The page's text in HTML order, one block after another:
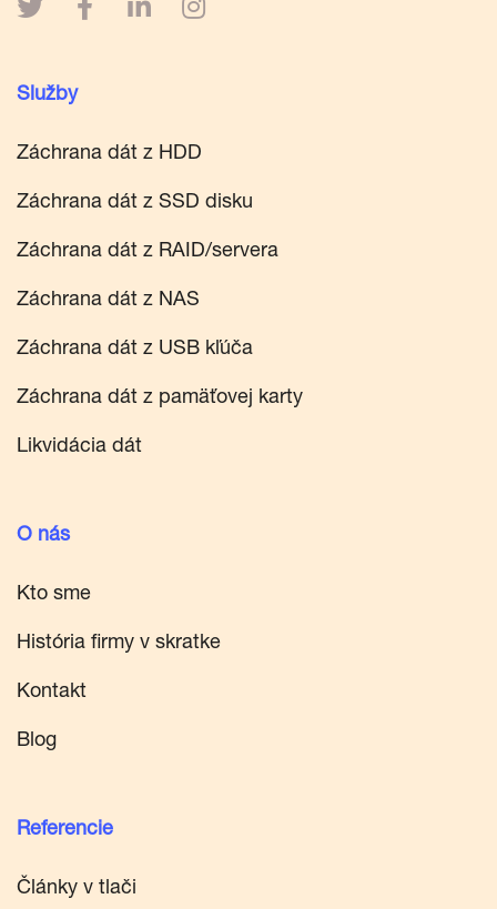
Služby
Záchrana dát z HDD
Záchrana dát z SSD disku
Záchrana dát z RAID/servera
Záchrana dát z NAS
Záchrana dát z USB kľúča
Záchrana dát z pamäťovej karty
Likvidácia dát
O nás
Kto sme
História firmy v skratke
Kontakt
Blog
Referencie
Články v tlači